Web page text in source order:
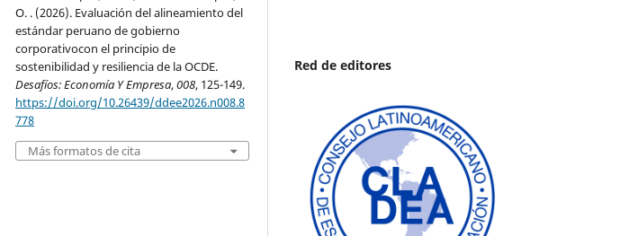
O. . (2026). Evaluación del alineamiento del
estándar peruano de gobierno
corporativocon el principio de
sostenibilidad y resiliencia de la OCDE.
Desafíos: Economía Y Empresa,008, 125-149.
https://doi.org/10.26439/ddee2026.n008.8
778
Más formatos de cita
Red de editores